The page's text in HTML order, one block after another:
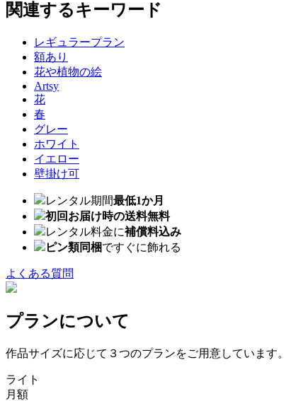
関連するキーワード
レギュラープラン
額あり
花や植物の絵
Artsy
花
春
グレー
ホワイト
イエロー
壁掛け可
レンタル期間最低1か月
初回お届け時の送料無料
レンタル料金に補償料込み
ピン類同梱ですぐに飾れる
よくある質問
プランについて
作品サイズに応じて３つのプランをご用意しています。
ライト
月額